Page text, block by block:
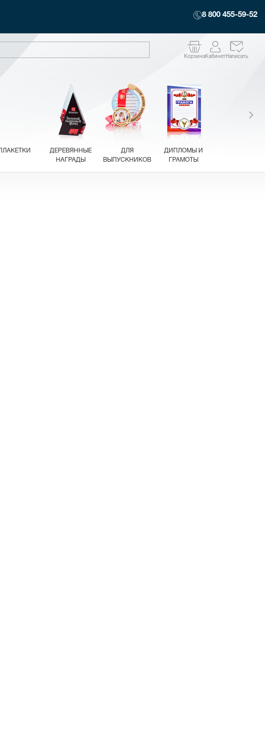
8 800 455-59-52
КорзинаКабинетНаписать
ПЛАКЕТКИ
ДЕРЕВЯННЫЕ
НАГРАДЫ
ДЛЯ
ВЫПУСКНИКОВ
ДИПЛОМЫ И
ГРАМОТЫ